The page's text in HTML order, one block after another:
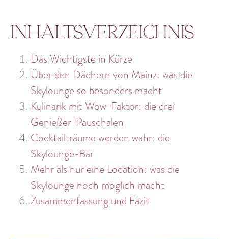
Inhaltsverzeichnis
Das Wichtigste in Kürze
Über den Dächern von Mainz: was die
Skylounge so besonders macht
Kulinarik mit Wow-Faktor: die drei
Genießer-Pauschalen
Cocktailträume werden wahr: die
Skylounge-Bar
Mehr als nur eine Location: was die
Skylounge noch möglich macht
Zusammenfassung und Fazit